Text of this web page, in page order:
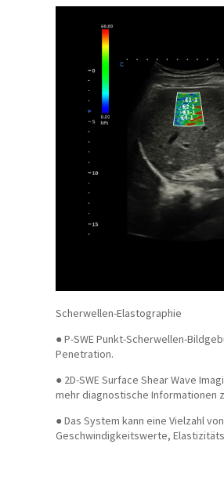
Scherwellen-Elastographie
●P-SWE Punkt-Scherwellen-
Penetration.
● 2D-SWE Surface Shear Wave
mehr diagnostische Informationen
●Das System kann eine Vielzahl
Geschwindigkeitswerte,